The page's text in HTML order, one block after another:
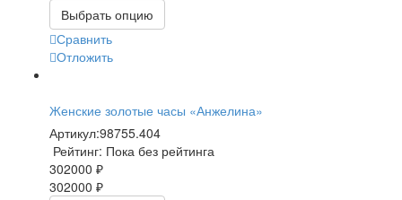
Выбрать опцию
Сравнить
Отложить
Женские золотые часы «Анжелина»
Артикул:98755.404
Рейтинг: Пока без рейтинга
302000 ₽
302000 ₽